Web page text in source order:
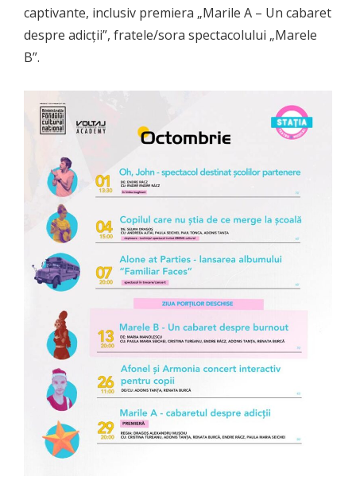
captivante, inclusiv premiera „Marile A – Un cabaret
despre adicții”, fratele/sora spectacolului „Marele
B”.